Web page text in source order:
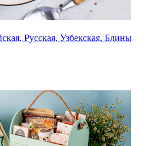
Русская, Узбекская, Блины